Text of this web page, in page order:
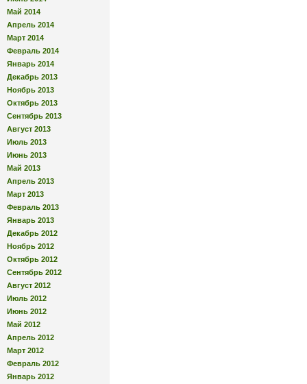
Май 2014
Апрель 2014
Март 2014
Февраль 2014
Январь 2014
Декабрь 2013
Ноябрь 2013
Октябрь 2013
Сентябрь 2013
Август 2013
Июль 2013
Июнь 2013
Май 2013
Апрель 2013
Март 2013
Февраль 2013
Январь 2013
Декабрь 2012
Ноябрь 2012
Октябрь 2012
Сентябрь 2012
Август 2012
Июль 2012
Июнь 2012
Май 2012
Апрель 2012
Март 2012
Февраль 2012
Январь 2012